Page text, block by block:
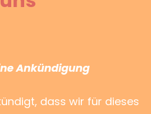
Ankündigung
dass wir für dieses